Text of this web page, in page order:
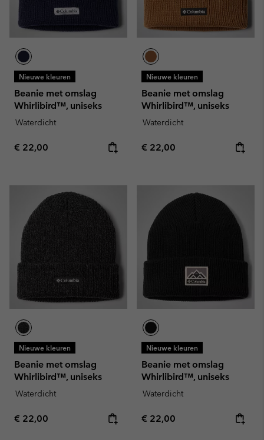
Nieuwe kleuren
Beanie met omslag
Whirlibird™, uniseks
Waterdicht
Regular price:
€ 22,00
Nieuwe kleuren
Beanie met omslag
Whirlibird™, uniseks
Waterdicht
Regular price:
€ 22,00
Nieuwe kleuren
Beanie met omslag
Whirlibird™, uniseks
Waterdicht
Regular price:
€ 22,00
Nieuwe kleuren
Beanie met omslag
Whirlibird™, uniseks
Waterdicht
Regular price:
€ 22,00